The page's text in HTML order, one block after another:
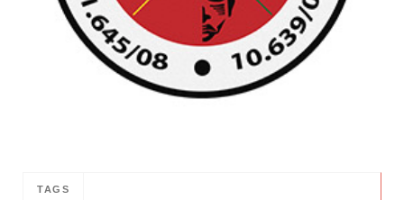
TAGS